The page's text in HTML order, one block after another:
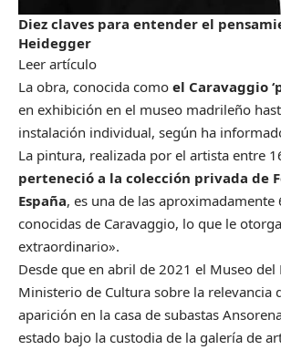
Diez claves para entender el
Heidegger
Leer artículo
La obra, conocida como el Caravaggio
en exhibición en el museo madrileño
instalación individual, según ha
La pintura, realizada por el artista entre
perteneció a la colección privada de
España, es una de las aproximadamente
conocidas de Caravaggio, lo que le
extraordinario».
Desde que en abril de 2021 el Museo del
Ministerio de Cultura sobre la relevancia
aparición en la casa de subastas
estado bajo la custodia de la galería de